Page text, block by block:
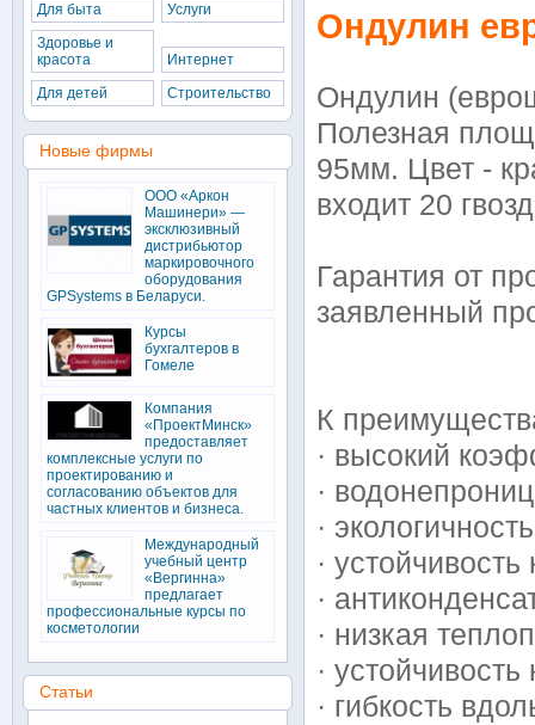
Ондулин
Ондулин
Полезная
95мм. Цвет -
входит 20
Гарантия от
заявленный
К
· высокий
·
·
·
·
· низкая
·
· гибкость
Для быта
Услуги
Здоровье и
красота
Интернет
Для детей
Строительство
Новые фирмы
ООО «Аркон
Машинери» —
эксклюзивный
дистрибьютор
маркировочного
оборудования
GPSystems в Беларуси.
Курсы
бухгалтеров в
Гомеле
Компания
«ПроектМинск»
предоставляет
комплексные услуги по
проектированию и
согласованию объектов для
частных клиентов и бизнеса.
Международный
учебный центр
«Вергинна»
предлагает
профессиональные курсы по
косметологии
Статьи